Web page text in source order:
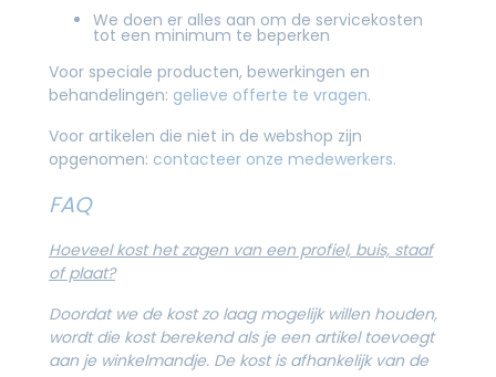
We doen er alles aan om de servicekosten
tot een minimum te beperken
Voor speciale producten, bewerkingen en
behandelingen: gelieve offerte te vragen.
Voor artikelen die niet in de webshop zijn
opgenomen: contacteer onze medewerkers.
FAQ
Hoeveel kost het zagen van een profiel, buis, staaf
of plaat?
Doordat we de kost zo laag mogelijk willen houden,
wordt die kost berekend als je een artikel toevoegt
aan je winkelmandje. De kost is afhankelijk van de